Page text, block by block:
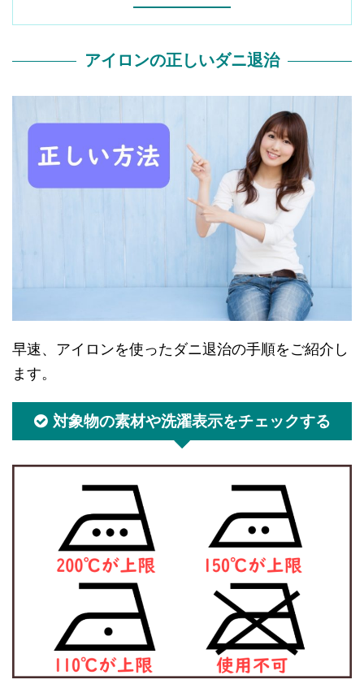
アイロンの正しいダニ退治
早速、アイロンを使ったダニ退治の手順をご紹介し
ます。
対象物の素材や洗濯表示をチェックする